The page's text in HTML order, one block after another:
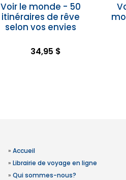
Voir le monde - 50
itinéraires de rêve
selon vos envies
34,95 $
» Accueil
» Librairie de voyage en ligne
» Qui sommes-nous?